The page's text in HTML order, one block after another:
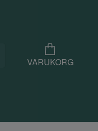
VARUKORG